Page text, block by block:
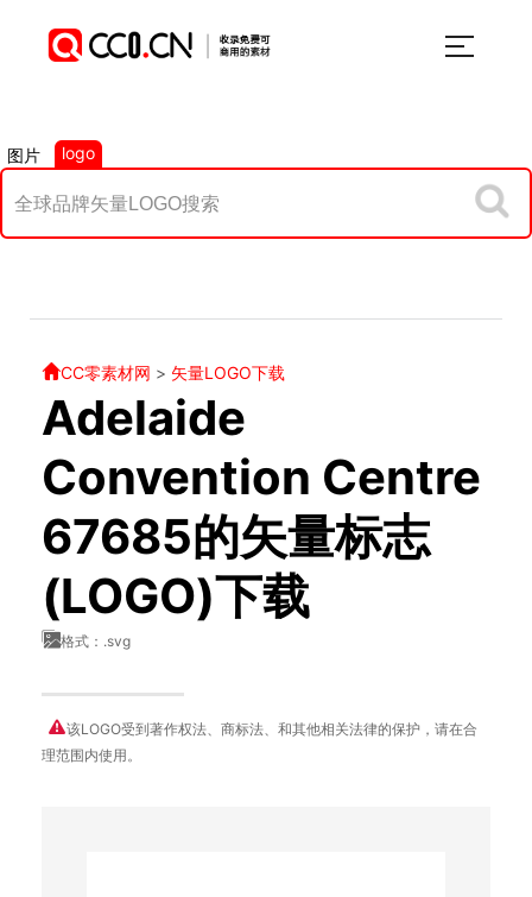
图片 logo
CC零素材网 > 矢量LOGO下载
Adelaide
Convention Centre
67685的矢量标志
(LOGO)下载
格式：.svg
该LOGO受到著作权法、商标法、和其他相关法律的保护，请在合
理范围内使用。